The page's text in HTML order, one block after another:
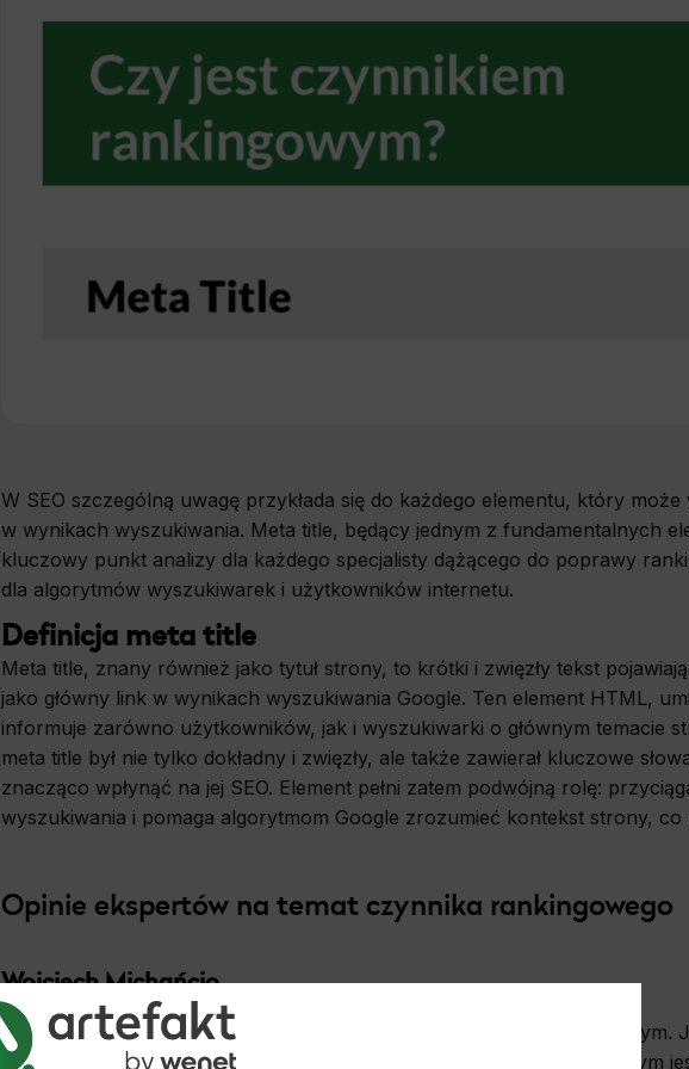
W SEO szczególną uwagę przykłada się do każdego elementu, który
w wynikach wyszukiwania. Meta title, będący jednym z fundamentalnych
kluczowy punkt analizy dla każdego specjalisty dążącego do poprawy
dla algorytmów wyszukiwarek i użytkowników internetu.
Definicja meta title
Meta title, znany również jako tytuł strony, to krótki i zwięzły tekst
jako główny link w wynikach wyszukiwania Google. Ten element HTML,
informuje zarówno użytkowników, jak i wyszukiwarki o głównym temacie
meta title był nie tylko dokładny i zwięzły, ale także zawierał kluczowe
znacząco wpłynąć na jej SEO. Element pełni zatem podwójną rolę:
wyszukiwania i pomaga algorytmom Google zrozumieć kontekst strony, co
Opinie ekspertów na temat czynnika rankingowego
Wojciech Michańcio
„Tak, Meta Title (tytuł strony) jest ważnym czynnikiem rankingowym.
elementów SEO on-page, który pomaga Google zrozumieć, o czym